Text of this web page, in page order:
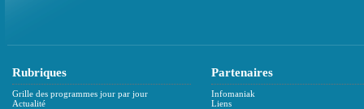
Rubriques
Grille des programmes jour par jour
Actualité
Partenaires
Infomaniak
Liens